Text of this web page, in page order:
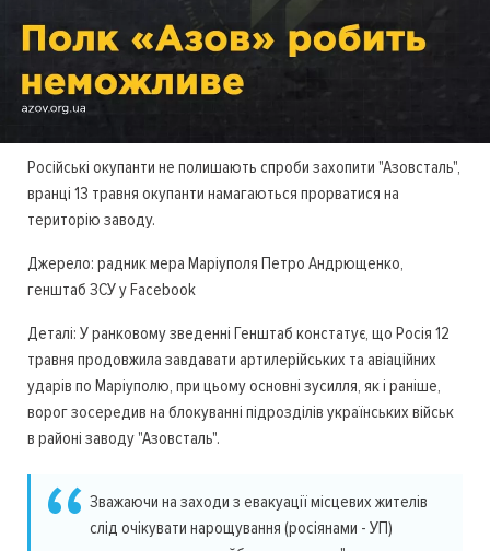
Російські окупанти не полишають спроби захопити "Азовсталь",
вранці 13 травня окупанти намагаються прорватися на
територію заводу.
Джерело: радник мера Маріуполя Петро Андрющенко,
генштаб ЗСУ у Facebook
Деталі: У ранковому зведенні Генштаб констатує, що Росія 12
травня продовжила завдавати артилерійських та авіаційних
ударів по Маріуполю, при цьому основні зусилля, як і раніше,
ворог зосередив на блокуванні підрозділів українських військ
в районі заводу "Азовсталь".
Зважаючи на заходи з евакуації місцевих жителів
слід очікувати нарощування (росіянами - УП)